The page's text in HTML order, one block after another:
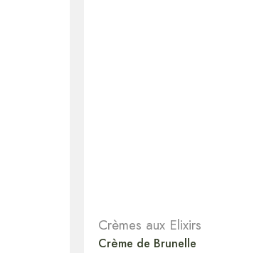
Crèmes aux Elixirs
Crème de Brunelle